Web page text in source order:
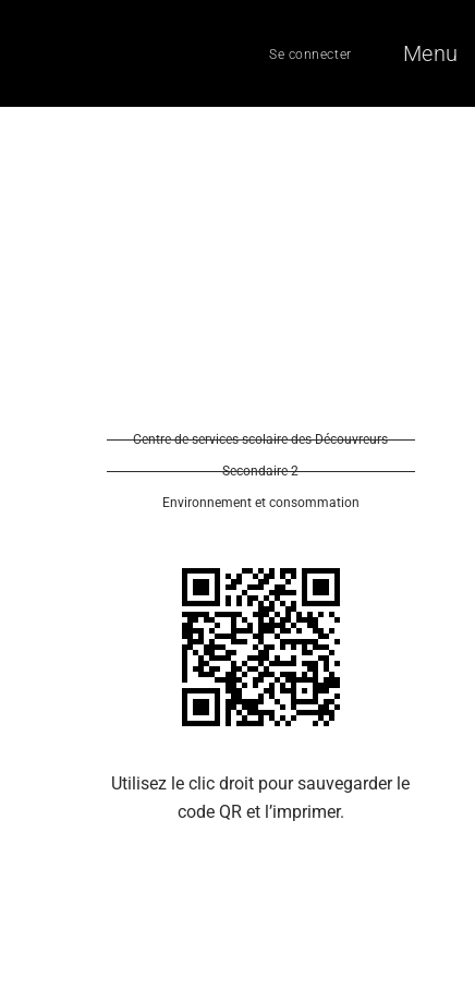
Se connecter Menu
Centre de services scolaire des Découvreurs
Secondaire 2
Environnement et consommation
Utilisez le clic droit pour sauvegarder le
code QR et l’imprimer.